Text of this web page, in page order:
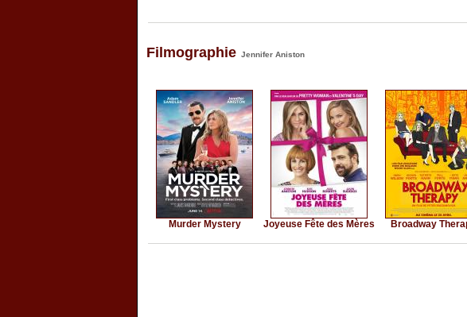
Filmographie Jennifer Aniston
Murder Mystery Joyeuse Fête des Mères Broadway